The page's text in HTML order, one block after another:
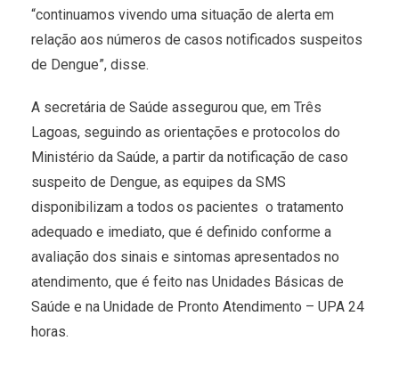
“continuamos vivendo uma situação de alerta em
relação aos números de casos notificados suspeitos
de Dengue”, disse.
A secretária de Saúde assegurou que, em Três
Lagoas, seguindo as orientações e protocolos do
Ministério da Saúde, a partir da notificação de caso
suspeito de Dengue, as equipes da SMS
disponibilizam a todos os pacientes o tratamento
adequado e imediato, que é definido conforme a
avaliação dos sinais e sintomas apresentados no
atendimento, que é feito nas Unidades Básicas de
Saúde e na Unidade de Pronto Atendimento – UPA 24
horas.